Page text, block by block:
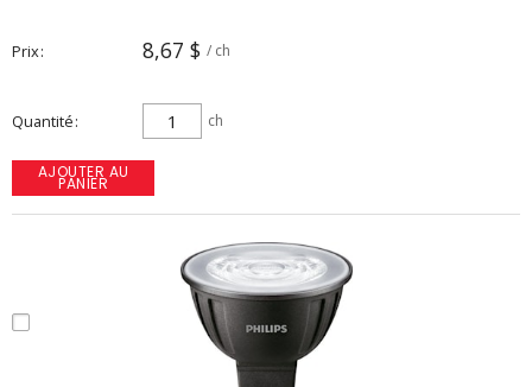
Prix 8,67 $ / ch
Quantité ch
AJOUTER AU
PANIER